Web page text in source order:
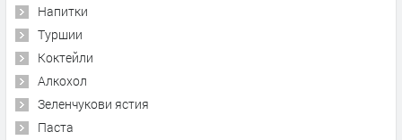
Напитки
Туршии
Коктейли
Алкохол
Зеленчукови ястия
Паста